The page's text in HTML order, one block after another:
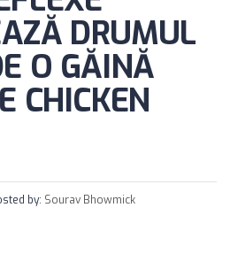
DRUMUL
O GĂINĂ
CHICKEN
by: Sourav Bhowmick